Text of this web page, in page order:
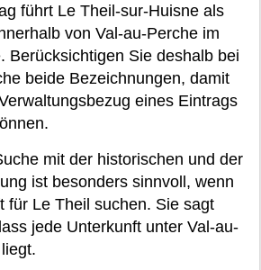
führt Le Theil-sur-Huisne als
von Val-au-Perche im
Berücksichtigen Sie deshalb bei
beide Bezeichnungen, damit
eines Eintrags
mit der historischen und der
ist besonders sinnvoll, wenn
für Le Theil suchen. Sie sagt
jede Unterkunft unter Val-au-